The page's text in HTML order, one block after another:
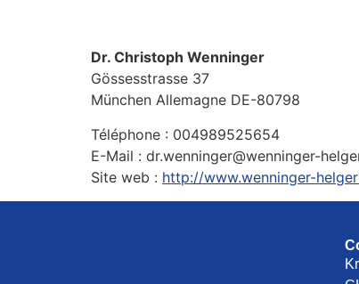
Dr. Christoph Wenninger
Gössesstrasse 37
München Allemagne DE-80798
Téléphone : 004989525654
E-Mail : dr.wenninger@wenninger-
Site web : http://www.wenninger-